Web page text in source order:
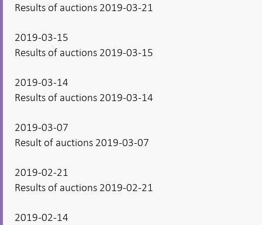
Results of auctions 2019-03-21
2019-03-15
Results of auctions 2019-03-15
2019-03-14
Results of auctions 2019-03-14
2019-03-07
Result of auctions 2019-03-07
2019-02-21
Results of auctions 2019-02-21
2019-02-14